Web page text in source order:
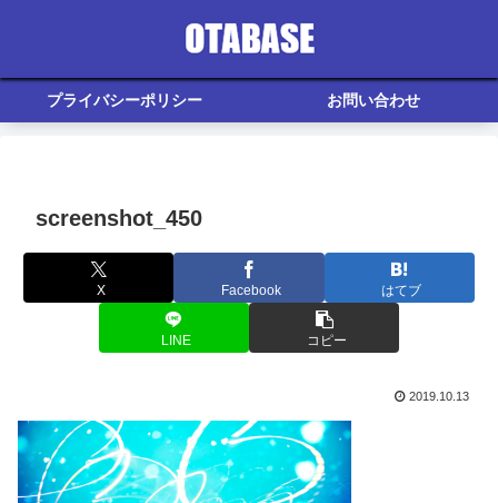
プライバシーポリシー お問い合わせ
screenshot_450
X Facebook はてブ
LINE コピー
2019.10.13